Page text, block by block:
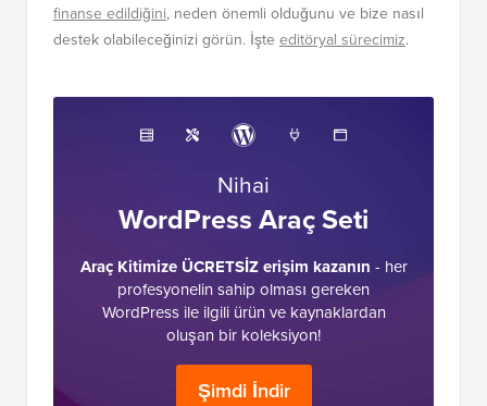
finanse edildiğini, neden önemli olduğunu ve bize nasıl
destek olabileceğinizi görün. İşte editöryal sürecimiz.
Nihai
WordPress Araç Seti
Araç Kitimize ÜCRETSİZ erişim kazanın - her
profesyonelin sahip olması gereken
WordPress ile ilgili ürün ve kaynaklardan
oluşan bir koleksiyon!
Şimdi İndir